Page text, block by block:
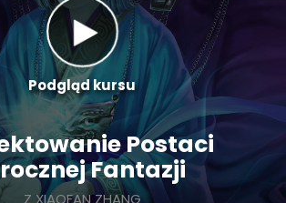
Podgląd kursu
Postaci
Fantazji
Z XIAOFAN ZHANG